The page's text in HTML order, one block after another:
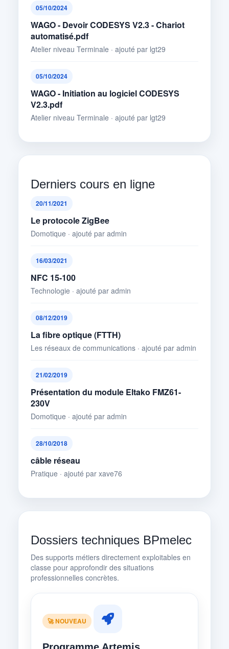
05/10/2024
WAGO - Devoir CODESYS V2.3 - Chariot
automatisé.pdf
Atelier niveau Terminale · ajouté par lgt29
05/10/2024
WAGO - Initiation au logiciel CODESYS
V2.3.pdf
Atelier niveau Terminale · ajouté par lgt29
Derniers cours en ligne
20/11/2021
Le protocole ZigBee
Domotique · ajouté par admin
16/03/2021
NFC 15-100
Technologie · ajouté par admin
08/12/2019
La fibre optique (FTTH)
Les réseaux de communications · ajouté par admin
21/02/2019
Présentation du module Eltako FMZ61-
230V
Domotique · ajouté par admin
28/10/2018
câble réseau
Pratique · ajouté par xave76
Dossiers techniques BPmelec
Des supports métiers directement exploitables en
classe pour approfondir des situations
professionnelles concrètes.
🚀 NOUVEAU